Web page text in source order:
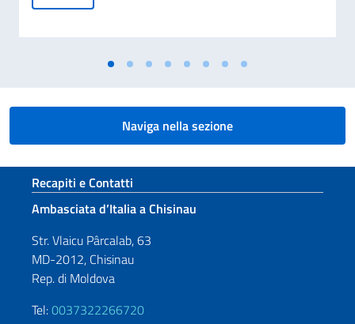
Naviga nella sezione
Sezione footer
Recapiti e Contatti
Ambasciata d’Italia a Chisinau
Str. Vlaicu Pârcalab, 63
MD-2012, Chisinau
Rep. di Moldova
Tel:0037322266720